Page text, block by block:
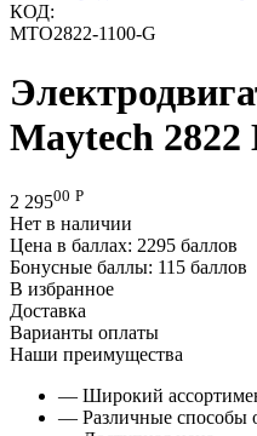
КОД:
MTO2822-1100-G
Maytech 2822
2 29500 Р
Нет в наличии
Цена в баллах: 2295 баллов
Бонусные баллы: 115 баллов
В избранное
Доставка
Варианты оплаты
Наши преимущества
— Широкий
— Различные способы